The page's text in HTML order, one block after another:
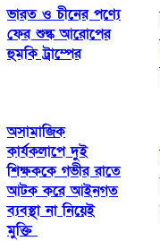
ভারত ও চীনের পণ্যে
ফের শুল্ক আরোপের
হুমকি ট্রাম্পের
অসামাজিক
কার্যকলাপে দুই
শিক্ষককে গভীর রাতে
আটক করে আইনগত
ব্যবস্থা না নিয়েই
মুক্তি